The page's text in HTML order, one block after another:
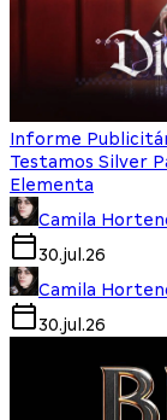
Informe
Testamos Silver
Elementa
Camila
30.jul.26
Camila
30.jul.26